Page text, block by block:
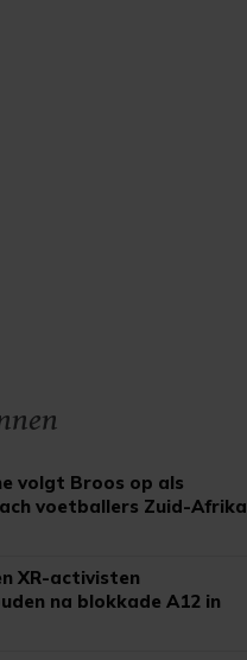
volgt Broos op als
voetballers Zuid-Afrika
XR-activisten
na blokkade A12 in